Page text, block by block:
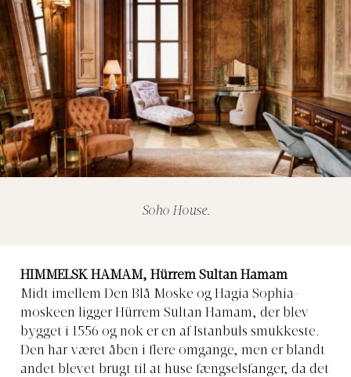
Soho House.
HIMMELSK HAMAM, Hürrem Sultan Hamam
Midt imellem Den Blå Moske og Hagia Sophia-
moskeen ligger Hürrem Sultan Hamam, der blev
bygget i 1556 og nok er en af Istanbuls smukkeste.
Den har været åben i flere omgange, men er blandt
andet blevet brugt til at huse fængselsfanger, da det